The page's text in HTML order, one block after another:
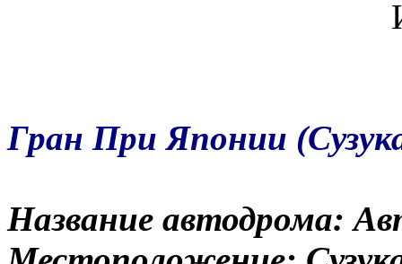
Гран При Японии
Название автодрома: